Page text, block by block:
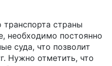
транспорта страны
необходимо постоянно
суда, что позволит
Нужно отметить, что